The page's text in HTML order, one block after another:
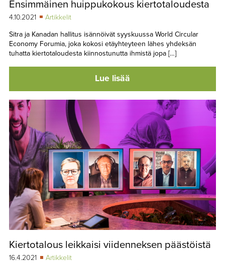
TAPAHTUMAT
YHTEYSTIEDOT
Ensimmäinen huippukokous kiertotaloudesta
4.10.2021
Artikkelit
Sitra ja Kanadan hallitus isännöivät syyskuussa World Circular
Economy Forumia, joka kokosi etäyhteyteen lähes yhdeksän
tuhatta kiertotaloudesta kiinnostunutta ihmistä jopa […]
Lue lisää
Kiertotalous leikkaisi viidenneksen päästöistä
16.4.2021
Artikkelit